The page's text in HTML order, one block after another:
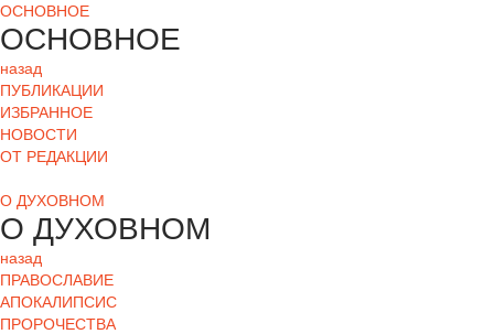
ОСНОВНОЕ
ОСНОВНОЕ
назад
ПУБЛИКАЦИИ
ИЗБРАННОЕ
НОВОСТИ
ОТ РЕДАКЦИИ
О ДУХОВНОМ
О ДУХОВНОМ
назад
ПРАВОСЛАВИЕ
АПОКАЛИПСИС
ПРОРОЧЕСТВА